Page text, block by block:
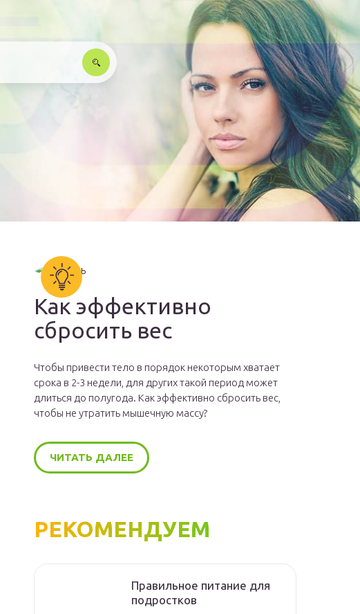
Как эффективно
сбросить вес
Чтобы привести тело в порядок некоторым хватает
срока в 2-3 недели, для других такой период может
длиться до полугода. Как эффективно сбросить вес,
чтобы не утратить мышечную массу?
ЧИТАТЬ ДАЛЕЕ
РЕКОМЕНДУЕМ
Правильное питание для
подростков